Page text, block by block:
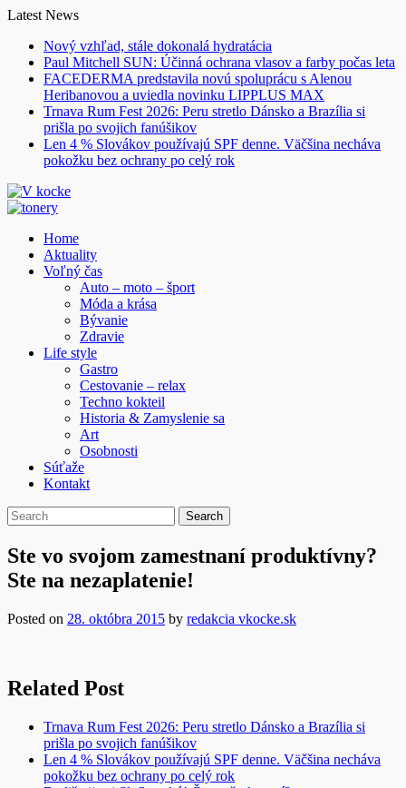
Skip
content
Latest News
Nový vzhľad, stále dokonalá hydratácia
Paul Mitchell SUN: Účinná ochrana vlasov a farby počas leta
FACEDERMA predstavila novú spoluprácu s Alenou
Heribanovou a uviedla novinku LIPPLUS MAX
Trnava Rum Fest 2026: Peru stretlo Dánsko a Brazília si
prišla po svojich fanúšikov
Len 4 % Slovákov používajú SPF denne. Väčšina necháva
pokožku bez ochrany po celý rok
Home
Aktuality
Voľný čas
Auto – moto – šport
Móda a krása
Bývanie
Zdravie
Life style
Gastro
Cestovanie – relax
Techno kokteil
Historia & Zamyslenie sa
Art
Osobnosti
Súťaže
Kontakt
Ste vo svojom zamestnaní produktívny?
Ste na nezaplatenie!
Posted on 28. októbra 2015 by redakcia vkocke.sk
Related Post
Trnava Rum Fest 2026: Peru stretlo Dánsko a Brazília si
prišla po svojich fanúšikov
Len 4 % Slovákov používajú SPF denne. Väčšina necháva
pokožku bez ochrany po celý rok